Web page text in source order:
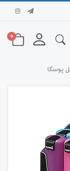
0